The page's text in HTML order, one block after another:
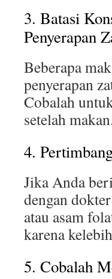
3. Batasi
Penyerapan
Beberapa
penyerapan
Cobalah
setelah
4.
Jika Anda
dengan
atau asam
karena
5. Cobalah